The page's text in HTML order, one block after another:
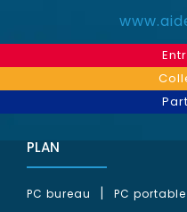
PLAN
PC bureau PC portable